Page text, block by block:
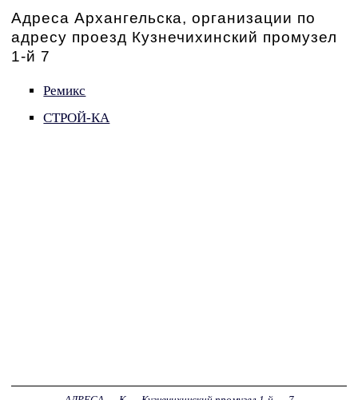
Адреса Архангельска, организации по
адресу проезд Кузнечихинский промузел
1-й 7
Ремикс
СТРОЙ-КА